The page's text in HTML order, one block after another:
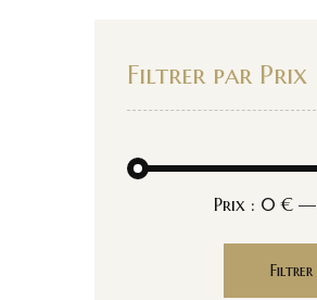
Filtrer par Prix
Filtrer
Prix : 0 €—